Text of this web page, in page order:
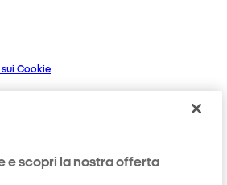
Cookie
e scopri la nostra offerta